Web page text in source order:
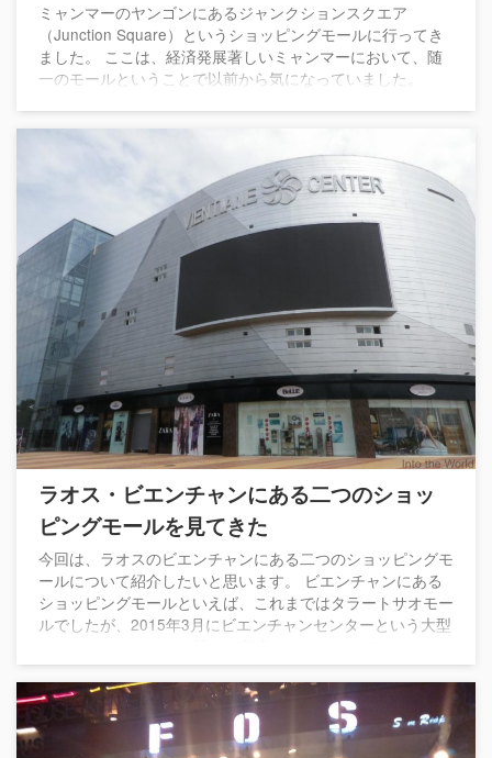
ミャンマーのヤンゴンにあるジャンクションスクエア
（Junction Square）というショッピングモールに行ってき
ました。 ここは、経済発展著しいミャンマーにおいて、随
一のモールということで以前から気になっていました。
ラオス・ビエンチャンにある二つのショッ
ピングモールを見てきた
今回は、ラオスのビエンチャンにある二つのショッピングモ
ールについて紹介したいと思います。 ビエンチャンにある
ショッピングモールといえば、これまではタラートサオモー
ルでしたが、2015年3月にビエンチャンセンターという大型
ッピングモールについて見てきたのでその様子を紹介しま
す。